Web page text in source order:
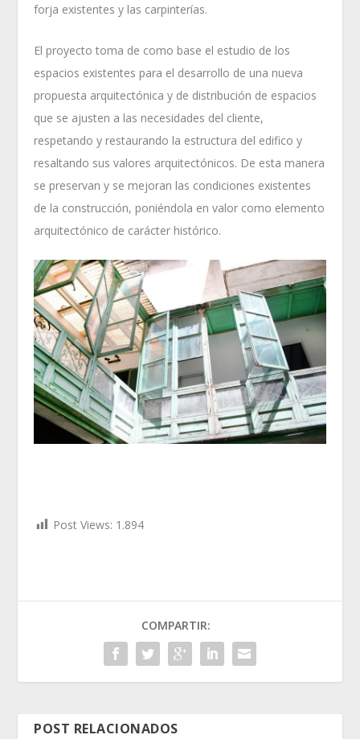
forja existentes y las carpinterías.
El proyecto toma de como base el estudio de los
espacios existentes para el desarrollo de una nueva
propuesta arquitectónica y de distribución de espacios
que se ajusten a las necesidades del cliente,
respetando y restaurando la estructura del edifico y
resaltando sus valores arquitectónicos. De esta manera
se preservan y se mejoran las condiciones existentes
de la construcción, poniéndola en valor como elemento
arquitectónico de carácter histórico.
Post Views: 1.894
COMPARTIR:
POST RELACIONADOS